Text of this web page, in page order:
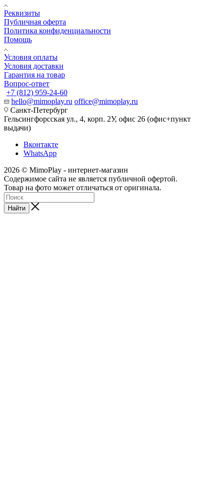
Реквизиты
Публичная оферта
Политика конфиденциальности
Помощь
Условия оплаты
Условия доставки
Гарантия на товар
Вопрос-ответ
+7 (812) 959-24-60
hello@mimoplay.ru office@mimoplay.ru
Санкт-Петербург
Гельсингфорсская ул., 4, корп. 2У, офис 26 (офис+пункт
выдачи)
Вконтакте
WhatsApp
2026 © MimoPlay - интернет-магазин
Содержимое сайта не является публичной офертой.
Товар на фото может отличаться от оригинала.
Найти